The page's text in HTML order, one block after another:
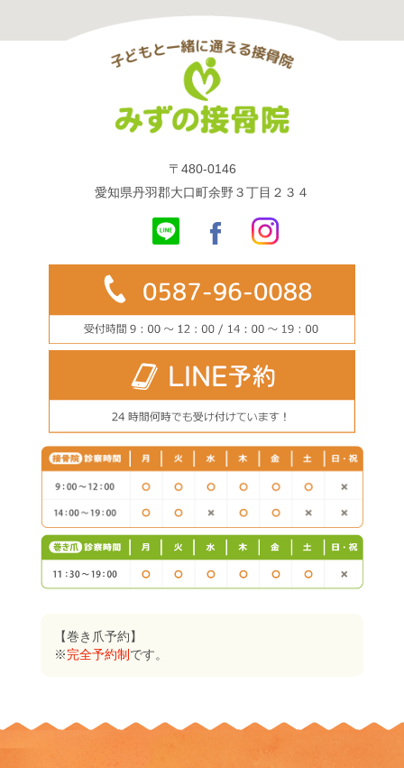
〒480-0146
愛知県丹羽郡大口町余野３丁目２３４
【巻き爪予約】
※完全予約制 です。